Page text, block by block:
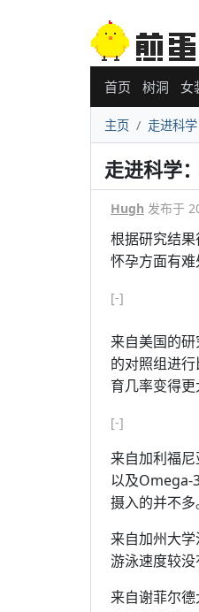
首页 树洞 女
主页 走进科学
走进科学
Hugh 发布于
根据研究结
怀孕方面有难
[-]
来自美国的
的对照组进
育几率变得更
[-]
来自加利福
以及Omega-
摄入的并不多
来自加州大
游泳速度较没
来自谢菲尔